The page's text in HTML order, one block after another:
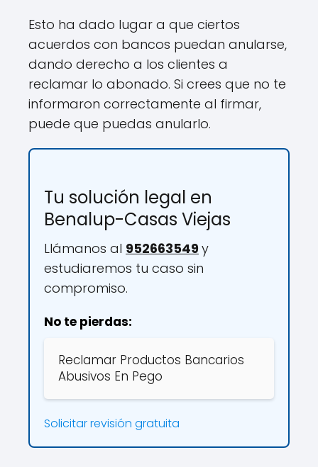
Esto ha dado lugar a que ciertos
acuerdos con bancos puedan anularse,
dando derecho a los clientes a
reclamar lo abonado. Si crees que no te
informaron correctamente al firmar,
puede que puedas anularlo.
Tu solución legal en
Benalup-Casas Viejas
Llámanos al 952663549y
estudiaremos tu caso sin
compromiso.
No te pierdas:
Reclamar Productos Bancarios
Abusivos En Pego
Solicitar revisión gratuita